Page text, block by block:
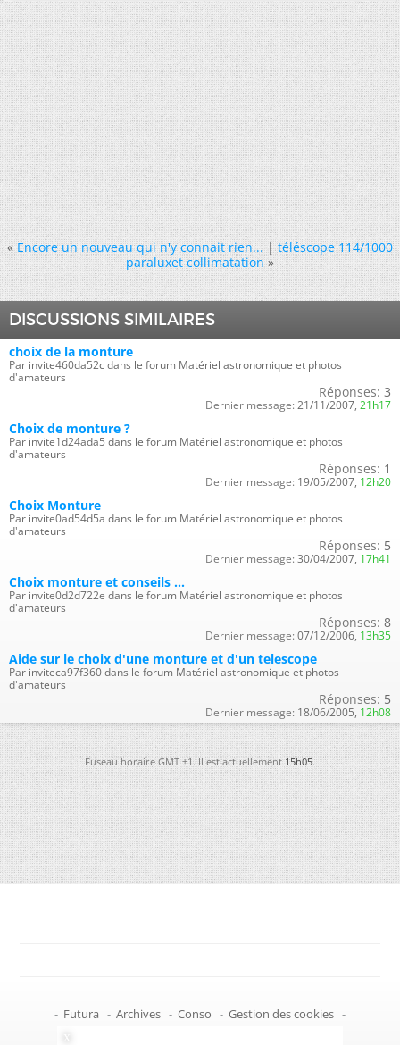
« Encore un nouveau qui n'y connait rien...|téléscope 114/1000
paraluxet collimatation »
DISCUSSIONS SIMILAIRES
choix de la monture
Par invite460da52c dans le forum Matériel astronomique et photos
d'amateurs
Réponses: 3
Dernier message: 21/11/2007, 21h17
Choix de monture ?
Par invite1d24ada5 dans le forum Matériel astronomique et photos
d'amateurs
Réponses: 1
Dernier message: 19/05/2007, 12h20
Choix Monture
Par invite0ad54d5a dans le forum Matériel astronomique et photos
d'amateurs
Réponses: 5
Dernier message: 30/04/2007, 17h41
Choix monture et conseils ...
Par invite0d2d722e dans le forum Matériel astronomique et photos
d'amateurs
Réponses: 8
Dernier message: 07/12/2006, 13h35
Aide sur le choix d'une monture et d'un telescope
Par inviteca97f360 dans le forum Matériel astronomique et photos
d'amateurs
Réponses: 5
Dernier message: 18/06/2005, 12h08
Fuseau horaire GMT +1. Il est actuellement15h05.
- Futura - Archives - Conso - Gestion des cookies -